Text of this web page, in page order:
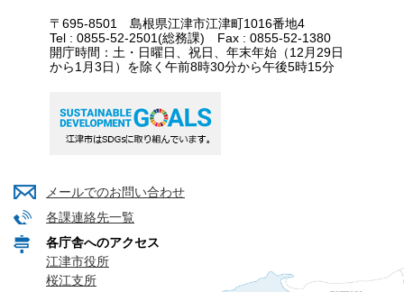
〒695-8501 島根県江津市江津町1016番地4
Tel : 0855-52-2501(総務課) Fax : 0855-52-1380
開庁時間：土・日曜日、祝日、年末年始（12月29日
から1月3日）を除く午前8時30分から午後5時15分
メールでのお問い合わせ
各課連絡先一覧
各庁舎へのアクセス
江津市役所
桜江支所